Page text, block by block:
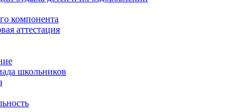
компонента
аттестация
школьников